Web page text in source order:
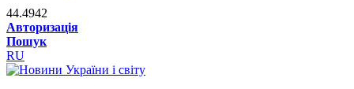
44.4942
Авторизація
Пошук
RU